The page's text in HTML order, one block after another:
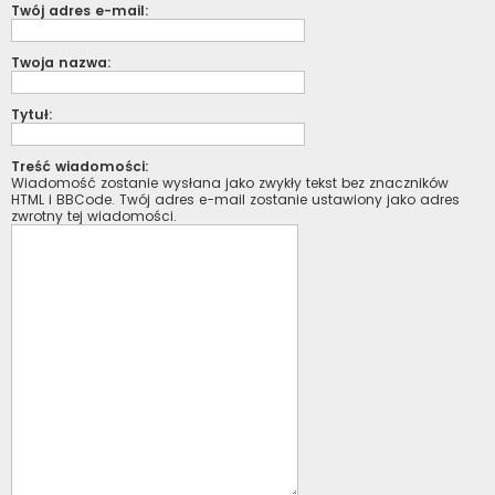
Twój adres e-mail:
Twoja nazwa:
Tytuł:
Treść wiadomości:
Wiadomość zostanie wysłana jako zwykły tekst bez znaczników
HTML i BBCode. Twój adres e-mail zostanie ustawiony jako adres
zwrotny tej wiadomości.